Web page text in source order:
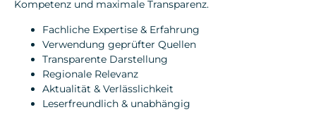
Kompetenz und maximale Transparenz.
Fachliche Expertise & Erfahrung
Verwendung geprüfter Quellen
Transparente Darstellung
Regionale Relevanz
Aktualität & Verlässlichkeit
Leserfreundlich & unabhängig